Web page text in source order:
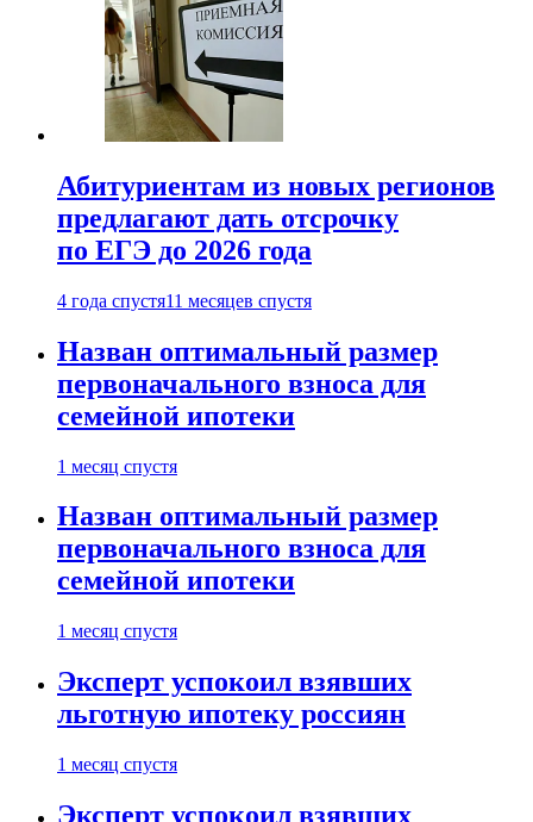
Абитуриентам из новых регионов
предлагают дать отсрочку
по ЕГЭ до 2026 года
4 года спустя11 месяцев спустя
Назван оптимальный размер
первоначального взноса для
семейной ипотеки
1 месяц спустя
Назван оптимальный размер
первоначального взноса для
семейной ипотеки
1 месяц спустя
Эксперт успокоил взявших
льготную ипотеку россиян
1 месяц спустя
Эксперт успокоил взявших